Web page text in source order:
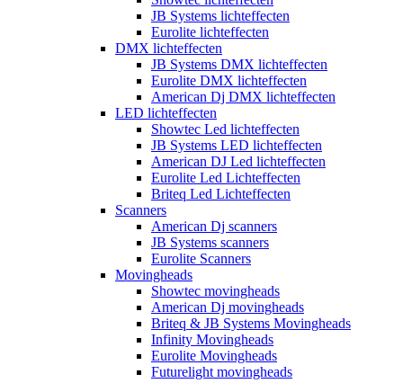
JB Systems lichteffecten
Eurolite lichteffecten
DMX lichteffecten
JB Systems DMX lichteffecten
Eurolite DMX lichteffecten
American Dj DMX lichteffecten
LED lichteffecten
Showtec Led lichteffecten
JB Systems LED lichteffecten
American DJ Led lichteffecten
Eurolite Led Lichteffecten
Briteq Led Lichteffecten
Scanners
American Dj scanners
JB Systems scanners
Eurolite Scanners
Movingheads
Showtec movingheads
American Dj movingheads
Briteq & JB Systems Movingheads
Infinity Movingheads
Eurolite Movingheads
Futurelight movingheads